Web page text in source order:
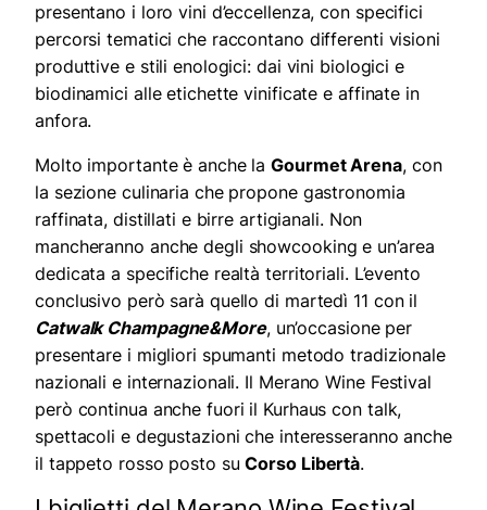
presentano i loro vini d’eccellenza, con specifici
percorsi tematici che raccontano differenti visioni
produttive e stili enologici: dai vini biologici e
biodinamici alle etichette vinificate e affinate in
anfora.
Molto importante è anche laGourmet Arena, con
la sezione culinaria che propone gastronomia
raffinata, distillati e birre artigianali. Non
mancheranno anche degli showcooking e un’area
dedicata a specifiche realtà territoriali. L’evento
conclusivo però sarà quello di martedì 11 con il
Catwalk Champagne&More, un’occasione per
presentare i migliori spumanti metodo tradizionale
nazionali e internazionali. Il Merano Wine Festival
però continua anche fuori il Kurhaus con talk,
spettacoli e degustazioni che interesseranno anche
il tappeto rosso posto suCorso Libertà.